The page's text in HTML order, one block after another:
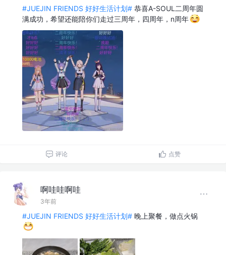
#JUEJIN FRIENDS 好好生活计划# 恭喜A-SOUL二周年圆
满成功，希望还能陪你们走过三周年，四周年，n周年
评论 点赞
啊哇哇啊哇
3年前
#JUEJIN FRIENDS 好好生活计划# 晚上聚餐，做点火锅